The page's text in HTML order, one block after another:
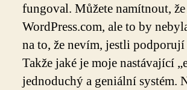
fungoval. Můžete namítnout,
WordPress.com, ale to by
na to, že nevím, jestli
Takže jaké je moje nastávající
jednoduchý a geniální systém.